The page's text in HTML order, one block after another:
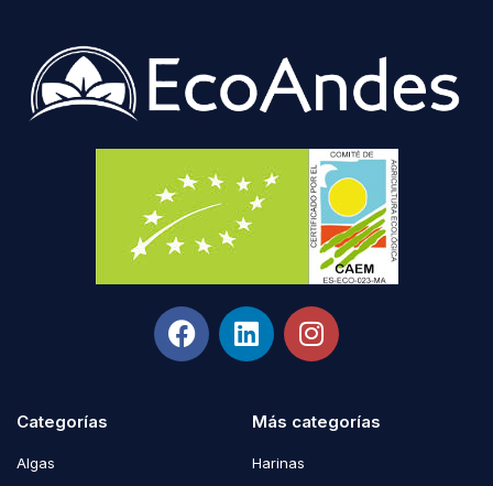
Categorías
Algas
Más categorías
Harinas